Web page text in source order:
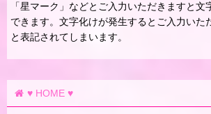
「星マーク」などとご入力いただきますと文
できます。文字化けが発生するとご入力いた
と表記されてしまいます。
♥ HOME ♥